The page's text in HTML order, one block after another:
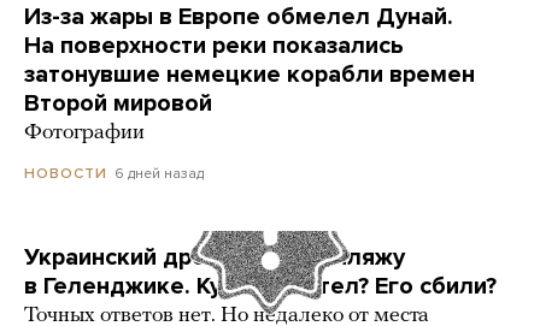
Из-за жары в Европе обмелел Дунай.
На поверхности реки показались
затонувшие немецкие корабли времен
Второй мировой
Фотографии
НОВОСТИ 6 дней назад
Украинский дрон попал по пляжу
в Геленджике. Куда он летел? Его сбили?
Точных ответов нет. Но недалеко от места